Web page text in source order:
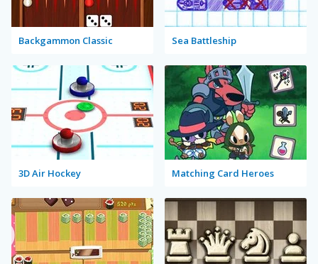
Backgammon Classic Sea Battleship
3D Air Hockey Matching Card Heroes